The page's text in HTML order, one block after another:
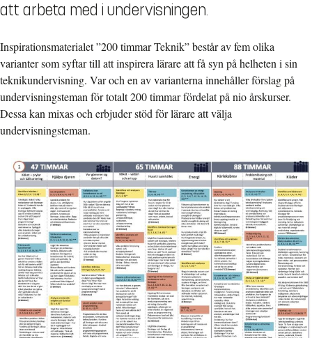
att arbeta med i undervisningen.
Inspirationsmaterialet ”200 timmar Teknik” består av fem olika
varianter som syftar till att inspirera lärare att få syn på helheten i sin
teknikundervisning. Var och en av varianterna innehåller förslag på
undervisningsteman för totalt 200 timmar fördelat på nio årskurser.
Dessa kan mixas och erbjuder stöd för lärare att välja
undervisningsteman.